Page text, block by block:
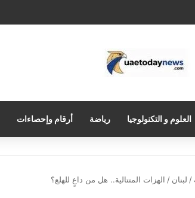
العلوم و التكنولوجيا رياضة أرقام وإحصاءات
/ لبنان / الهزات المتتالية.. هل من داعٍ للهلع؟